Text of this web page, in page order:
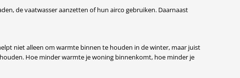
de vaatwasser aanzetten of hun airco gebruiken. Daarnaast
niet alleen om warmte binnen te houden in de winter, maar juist
Hoe minder warmte je woning binnenkomt, hoe minder je